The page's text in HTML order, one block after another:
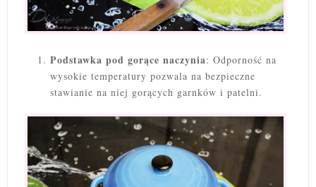
Podstawka pod gorące naczynia: Odporność na
wysokie temperatury pozwala na bezpieczne
stawianie na niej gorących garnków i patelni.